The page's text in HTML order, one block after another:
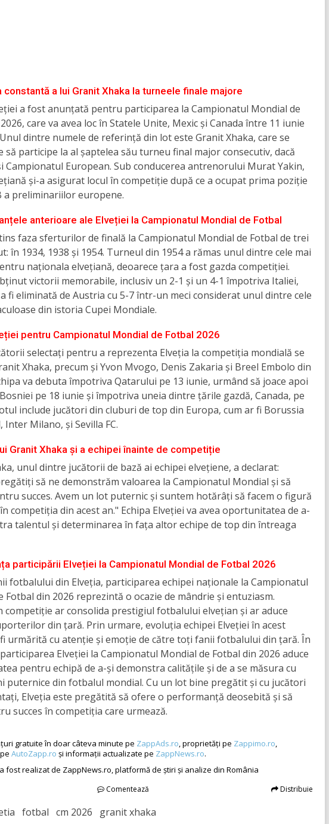
constantă a lui Granit Xhaka la turneele finale majore
a fost anunțată pentru participarea la Campionatul Mondial de
care va avea loc în Statele Unite, Mexic și Canada între 11 iunie
dintre numele de referință din lot este Granit Xhaka, care se
să participe la al șaptelea său turneu final major consecutiv, dacă
Campionatul European. Sub conducerea antrenorului Murat Yakin,
și-a asigurat locul în competiție după ce a ocupat prima poziție
a preliminariilor europene.
anterioare ale Elveției la Campionatul Mondial de Fotbal
faza sferturilor de finală la Campionatul Mondial de Fotbal de trei
în 1934, 1938 și 1954. Turneul din 1954 a rămas unul dintre cele mai
naționala elvețiană, deoarece țara a fost gazda competiției.
victorii memorabile, inclusiv un 2-1 și un 4-1 împotriva Italiei,
fi eliminată de Austria cu 5-7 într-un meci considerat unul dintre cele
din istoria Cupei Mondiale.
pentru Campionatul Mondial de Fotbal 2026
selectați pentru a reprezenta Elveția la competiția mondială se
Xhaka, precum și Yvon Mvogo, Denis Zakaria și Breel Embolo din
va debuta împotriva Qatarului pe 13 iunie, urmând să joace apoi
pe 18 iunie și împotriva uneia dintre țările gazdă, Canada, pe
include jucători din cluburi de top din Europa, cum ar fi Borussia
Inter Milano, și Sevilla FC.
Granit Xhaka și a echipei înainte de competiție
unul dintre jucătorii de bază ai echipei elvețiene, a declarat:
să ne demonstrăm valoarea la Campionatul Mondial și să
succes. Avem un lot puternic și suntem hotărâți să facem o figură
competiția din acest an." Echipa Elveției va avea oportunitatea de a-
talentul și determinarea în fața altor echipe de top din întreaga
participării Elveției la Campionatul Mondial de Fotbal 2026
fotbalului din Elveția, participarea echipei naționale la Campionatul
Fotbal din 2026 reprezintă o ocazie de mândrie și entuziasm.
competiție ar consolida prestigiul fotbalului elvețian și ar aduce
din țară. Prin urmare, evoluția echipei Elveției în acest
urmărită cu atenție și emoție de către toți fanii fotbalului din țară. În
Elveției la Campionatul Mondial de Fotbal din 2026 aduce
pentru echipă de a-și demonstra calitățile și de a se măsura cu
puternice din fotbalul mondial. Cu un lot bine pregătit și cu jucători
Elveția este pregătită să ofere o performanță deosebită și să
succes în competiția care urmează.
gratuite în doar câteva minute pe ZappAds.ro , proprietăți pe Zappimo.ro
AutoZapp.ro și informații actualizate pe ZappNews.ro.
fost realizat de ZappNews.ro, platformă de știri și analize din România
Comentează Distribuie
fotbal cm 2026 granit xhaka